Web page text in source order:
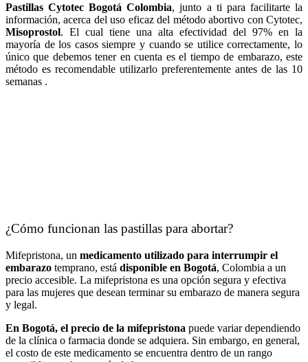
Pastillas Cytotec Bogotá Colombia, junto a ti para facilitarte la
información, acerca del uso eficaz del método abortivo con Cytotec,
Misoprostol. El cual tiene una alta efectividad del 97% en la
mayoría de los casos siempre y cuando se utilice correctamente, lo
único que debemos tener en cuenta es el tiempo de embarazo, este
método es recomendable utilizarlo preferentemente antes de las 10
semanas .
¿Cómo funcionan las pastillas para abortar?
Mifepristona, un medicamento utilizado para interrumpir el
embarazo temprano, está disponible en Bogotá, Colombia a un
precio accesible. La mifepristona es una opción segura y efectiva
para las mujeres que desean terminar su embarazo de manera segura
y legal.
En Bogotá, el precio de la mifepristona puede variar dependiendo
de la clínica o farmacia donde se adquiera. Sin embargo, en general,
el costo de este medicamento se encuentra dentro de un rango